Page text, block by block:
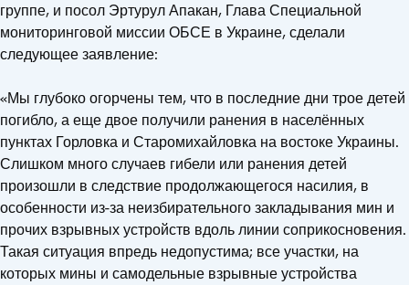
группе, и посол Эртурул Апакан, Глава Специальной
мониторинговой миссии ОБСЕ в Украине, сделали
следующее заявление:
«Мы глубоко огорчены тем, что в последние дни трое детей
погибло, а еще двое получили ранения в населённых
пунктах Горловка и Старомихайловка на востоке Украины.
Слишком много случаев гибели или ранения детей
произошли в следствие продолжающегося насилия, в
особенности из-за неизбирательного закладывания мин и
прочих взрывных устройств вдоль линии соприкосновения.
Такая ситуация впредь недопустима; все участки, на
которых мины и самодельные взрывные устройства